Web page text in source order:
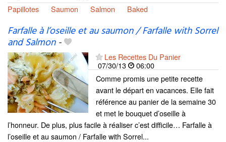
Papillotes
Saumon Salmon Baked
Farfalle à l’oseille et au saumon / Farfalle with Sorrel
and Salmon-
Les Recettes Du Panier
07/30/13
06:00
Comme promis une petite recette
avant le départ en vacances. Elle fait
référence au panier de la semaine 30
et met le bouquet d’oseille à
l’honneur. De plus, plus facile à réaliser c’est difficile… Farfalle à
l’oseille et au saumon / Farfalle with Sorrel...